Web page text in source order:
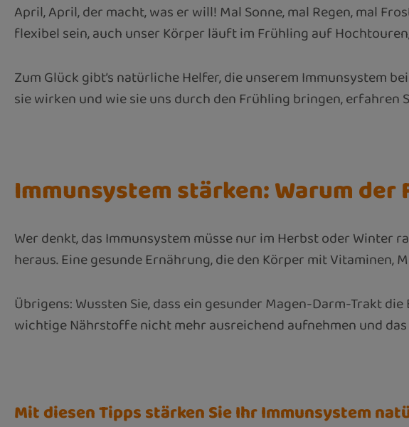
April, April, der macht, was er will! Mal Sonne, mal Regen, mal
flexibel sein, auch unser Körper läuft im Frühling auf
Zum Glück gibt’s natürliche Helfer, die unserem Immunsystem
sie wirken und wie sie uns durch den Frühling bringen, erfahren
Immunsystem stärken: Warum
Wer denkt, das Immunsystem müsse nur im Herbst oder
heraus. Eine gesunde Ernährung, die den Körper mit
Übrigens: Wussten Sie, dass ein gesunder Magen-Darm-Trakt
wichtige Nährstoffe nicht mehr ausreichend aufnehmen und
Mit diesen Tipps stärken Sie Ihr Immunsystem